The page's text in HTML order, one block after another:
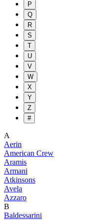
P
Q
R
S
T
U
V
W
X
Y
Z
#
A
Aerin
American Crew
Aramis
Armani
Atkinsons
Avela
Azzaro
B
Baldessarini